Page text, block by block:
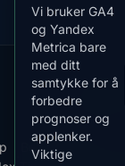
Our
Apps:
Snow
Best
·
Last
ned
Vi bruker GA4
og Yandex
Metrica bare
med ditt
samtykke for å
forbedre
prognoser og
applenker.
Viktige